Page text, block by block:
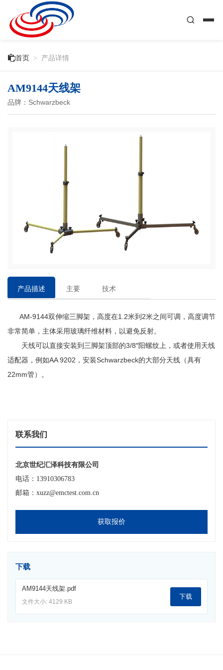
首页 > 产品详情
AM9144天线架
品牌：Schwarzbeck
产品描述
主要
技术
AM-9144双伸缩三脚架，高度在1.2米到2米之间可调，高度调节
非常简单，主体采用玻璃纤维材料，以避免反射。
天线可以直接安装到三脚架顶部的3/8″阳螺纹上，或者使用天线
适配器，例如AA 9202，安装Schwarzbeck的大部分天线（具有
22mm管）。
联系我们
北京世纪汇泽科技有限公司
电话：13910306783
邮箱：xuzz@emctest.com.cn
获取报价
下载
AM9144天线架.pdf
文件大小: 4129 KB
下载